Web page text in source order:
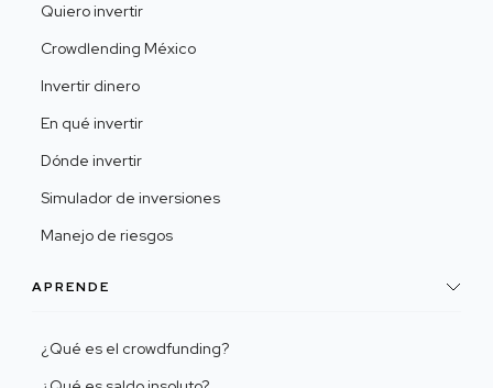
Quiero invertir
Crowdlending México
Invertir dinero
En qué invertir
Dónde invertir
Simulador de inversiones
Manejo de riesgos
APRENDE
¿Qué es el crowdfunding?